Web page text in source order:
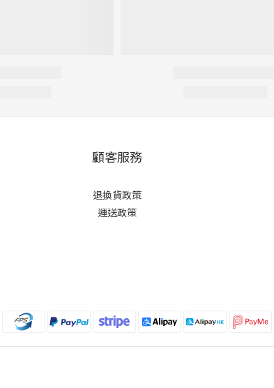
顧客服務
退換貨政策
運送政策